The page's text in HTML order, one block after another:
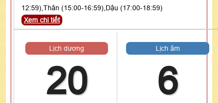
12:59),Thân (15:00-16:59),Dậu (17:00-18:59)
Xem chi tiết
Lịch dương
20
Lịch âm
6